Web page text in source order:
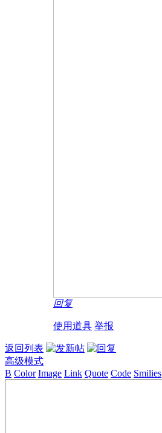
回复
使用道具 举报
返回列表
高级模式
B Color Image Link Quote Code Smilies